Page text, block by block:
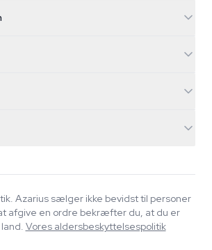
Azarius sælger ikke bevidst til personer
afgive en ordre bekræfter du, at du er
Vores aldersbeskyttelsespolitik